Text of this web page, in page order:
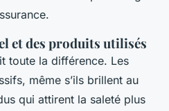
et des produits utilisés
toute la différence. Les
même s’ils brillent au
qui attirent la saleté plus